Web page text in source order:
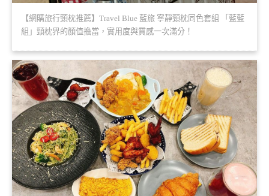
【網購旅行頸枕推薦】Travel Blue 藍旅 寧靜頸枕同色套組 「藍藍
組」頸枕界的顏值擔當，實用度與質感一次滿分！